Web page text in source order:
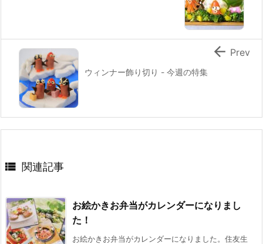
ウィンナー飾り切り - 今週の特集
 Prev
 関連記事
お絵かきお弁当がカレンダーになりまし
た！
お絵かきお弁当がカレンダーになりました。住友生